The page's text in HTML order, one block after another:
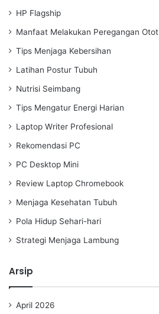
HP Flagship
Manfaat Melakukan Peregangan Otot
Tips Menjaga Kebersihan
Latihan Postur Tubuh
Nutrisi Seimbang
Tips Mengatur Energi Harian
Laptop Writer Profesional
Rekomendasi PC
PC Desktop Mini
Review Laptop Chromebook
Menjaga Kesehatan Tubuh
Pola Hidup Sehari-hari
Strategi Menjaga Lambung
Arsip
April 2026